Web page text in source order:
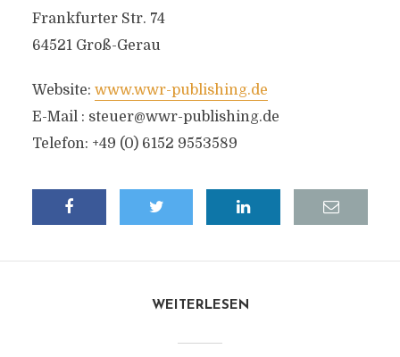
Frankfurter Str. 74
64521 Groß-Gerau
Website: www.wwr-publishing.de
E-Mail : steuer@wwr-publishing.de
Telefon: +49 (0) 6152 9553589
WEITERLESEN